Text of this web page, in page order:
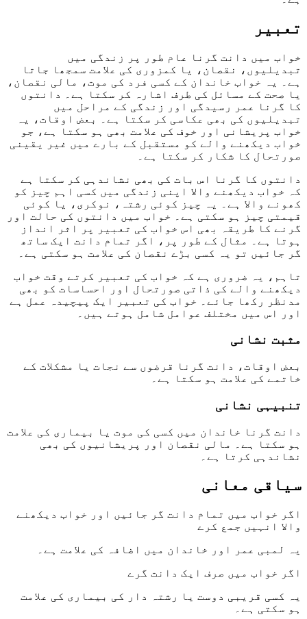
تعبیر
خواب میں دانت گرنا عام طور پر زندگی میں
تبدیلیوں، نقصان، یا کمزوری کی علامت سمجھا جاتا
ہے۔ یہ خواب خاندان کے کسی فرد کی موت، مالی نقصان،
یا صحت کے مسائل کی طرف اشارہ کر سکتا ہے۔ دانتوں
کا گرنا عمر رسیدگی اور زندگی کے مراحل میں
تبدیلیوں کی بھی عکاسی کر سکتا ہے۔ بعض اوقات، یہ
خواب پریشانی اور خوف کی علامت بھی ہو سکتا ہے، جو
خواب دیکھنے والے کو مستقبل کے بارے میں غیر یقینی
صورتحال کا شکار کر سکتا ہے۔
دانتوں کا گرنا اس بات کی بھی نشاندہی کر سکتا ہے
کہ خواب دیکھنے والا اپنی زندگی میں کسی اہم چیز کو
کھونے والا ہے۔ یہ چیز کوئی رشتہ، نوکری، یا کوئی
قیمتی چیز ہو سکتی ہے۔ خواب میں دانتوں کی حالت اور
گرنے کا طریقہ بھی اس خواب کی تعبیر پر اثر انداز
ہوتا ہے۔ مثال کے طور پر، اگر تمام دانت ایک ساتھ
گر جائیں تو یہ کسی بڑے نقصان کی علامت ہو سکتی ہے۔
تاہم، یہ ضروری ہے کہ خواب کی تعبیر کرتے وقت خواب
دیکھنے والے کی ذاتی صورتحال اور احساسات کو بھی
مدنظر رکھا جائے۔ خواب کی تعبیر ایک پیچیدہ عمل ہے
اور اس میں مختلف عوامل شامل ہوتے ہیں۔
مثبت نشانی
بعض اوقات، دانت گرنا قرضوں سے نجات یا مشکلات کے
خاتمے کی علامت ہو سکتا ہے۔
تنبیہی نشانی
دانت گرنا خاندان میں کسی کی موت یا بیماری کی علامت
ہو سکتا ہے۔ مالی نقصان اور پریشانیوں کی بھی
نشاندہی کرتا ہے۔
سیاقی معانی
اگر خواب میں تمام دانت گر جائیں اور خواب دیکھنے
والا انہیں جمع کرے
یہ لمبی عمر اور خاندان میں اضافہ کی علامت ہے۔
اگر خواب میں صرف ایک دانت گرے
یہ کسی قریبی دوست یا رشتہ دار کی بیماری کی علامت
ہو سکتی ہے۔